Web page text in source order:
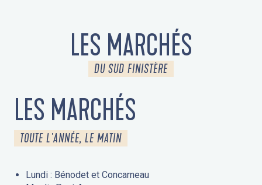
LES MARCHÉS
DU SUD FINISTÈRE
LES MARCHÉS
TOUTE L'ANNÉE, LE MATIN
Lundi : Bénodet et Concarneau